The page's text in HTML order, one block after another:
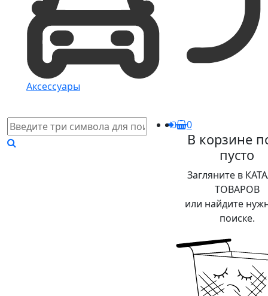
Аксессуары
0
В корзине
пусто
Загляните в
ТОВАРОВ
или найдите
поиске.